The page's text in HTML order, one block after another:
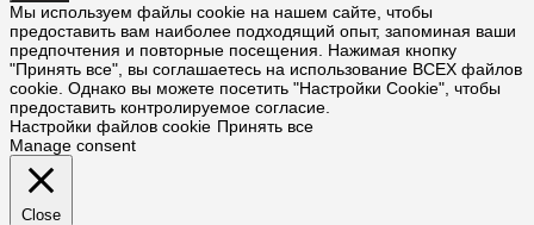
Мы используем файлы cookie на нашем сайте, чтобы
предоставить вам наиболее подходящий опыт, запоминая ваши
предпочтения и повторные посещения. Нажимая кнопку
"Принять все", вы соглашаетесь на использование ВСЕХ файлов
cookie. Однако вы можете посетить "Настройки Cookie", чтобы
предоставить контролируемое согласие.
Настройки файлов cookie Принять все
Manage consent
Close